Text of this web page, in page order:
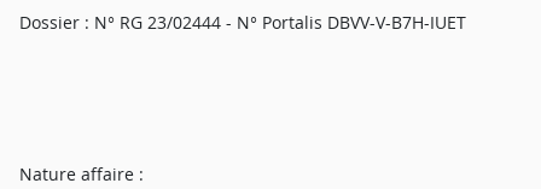
Dossier : N° RG 23/02444 - N° Portalis DBVV-V-B7H-IUET
Nature affaire :